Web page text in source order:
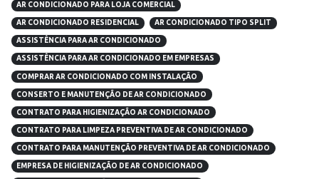
AR CONDICIONADO PARA LOJA COMERCIAL
AR CONDICIONADO RESIDENCIAL AR CONDICIONADO TIPO SPLIT
ASSISTÊNCIA PARA AR CONDICIONADO
ASSISTÊNCIA PARA AR CONDICIONADO EM EMPRESAS
COMPRAR AR CONDICIONADO COM INSTALAÇÃO
CONSERTO E MANUTENÇÃO DE AR CONDICIONADO
CONTRATO PARA HIGIENIZAÇÃO AR CONDICIONADO
CONTRATO PARA LIMPEZA PREVENTIVA DE AR CONDICIONADO
CONTRATO PARA MANUTENÇÃO PREVENTIVA DE AR CONDICIONADO
EMPRESA DE HIGIENIZAÇÃO DE AR CONDICIONADO